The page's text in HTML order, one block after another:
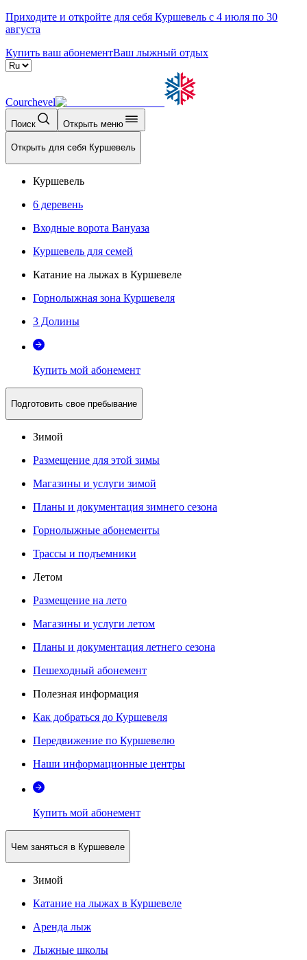
Приходите и откройте для себя Куршевель с 4 июля по 30
августа
Купить ваш абонементВаш лыжный отдых
Courchevel
Поиск Открыть меню
Открыть для себя Куршевель
Куршевель
6 деревень
Входные ворота Вануаза
Куршевель для семей
Катание на лыжах в Куршевеле
Горнолыжная зона Куршевеля
3 Долины
Купить мой абонемент
Подготовить свое пребывание
Зимой
Размещение для этой зимы
Магазины и услуги зимой
Планы и документация зимнего сезона
Горнолыжные абонементы
Трассы и подъемники
Летом
Размещение на лето
Магазины и услуги летом
Планы и документация летнего сезона
Пешеходный абонемент
Полезная информация
Как добраться до Куршевеля
Передвижение по Куршевелю
Наши информационные центры
Купить мой абонемент
Чем заняться в Куршевеле
Зимой
Катание на лыжах в Куршевеле
Аренда лыж
Лыжные школы